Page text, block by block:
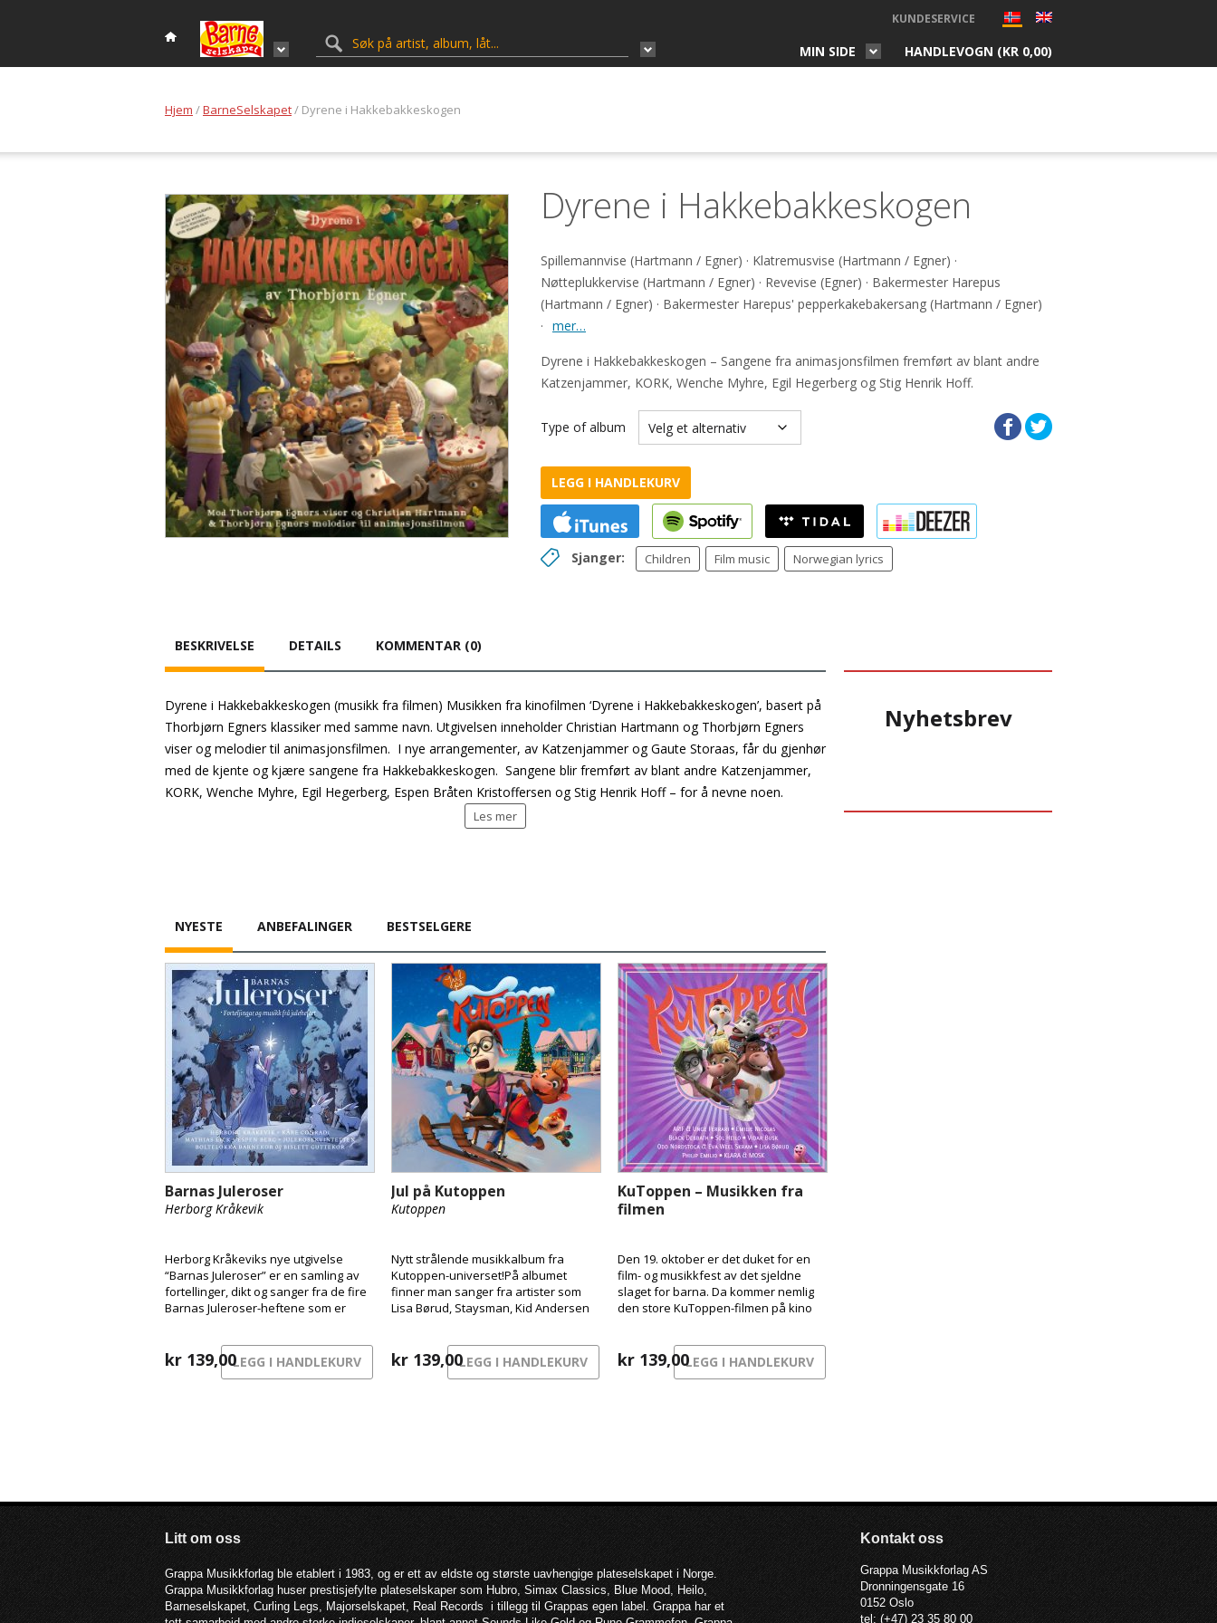
KUNDESERVICE
MIN SIDE HANDLEVOGN (KR 0,00)
Hjem /BarneSelskapet/ Dyrene i Hakkebakkeskogen
Dyrene i Hakkebakkeskogen
Spillemannvise (Hartmann / Egner) · Klatremusvise (Hartmann / Egner) ·
Nøtteplukkervise (Hartmann / Egner) · Revevise (Egner) · Bakermester Harepus
(Hartmann / Egner) · Bakermester Harepus' pepperkakebakersang (Hartmann / Egner)
· mer…
Dyrene i Hakkebakkeskogen – Sangene fra animasjonsfilmen fremført av blant andre
Katzenjammer, KORK, Wenche Myhre, Egil Hegerberg og Stig Henrik Hoff.
Type of album
LEGG I HANDLEKURV
Sjanger: Children Film music Norwegian lyrics
BESKRIVELSE DETAILS KOMMENTAR (0)
Dyrene i Hakkebakkeskogen (musikk fra filmen) Musikken fra kinofilmen ‘Dyrene i Hakkebakkeskogen’, basert på
Thorbjørn Egners klassiker med samme navn. Utgivelsen inneholder Christian Hartmann og Thorbjørn Egners
viser og melodier til animasjonsfilmen. I nye arrangementer, av Katzenjammer og Gaute Storaas, får du gjenhør
med de kjente og kjære sangene fra Hakkebakkeskogen. Sangene blir fremført av blant andre Katzenjammer,
KORK, Wenche Myhre, Egil Hegerberg, Espen Bråten Kristoffersen og Stig Henrik Hoff – for å nevne noen.
Les mer
NYESTE ANBEFALINGER BESTSELGERE
Barnas Juleroser
Herborg Kråkevik
Herborg Kråkeviks nye utgivelse
“Barnas Juleroser” er en samling av
fortellinger, dikt og sanger fra de fire
Barnas Juleroser-heftene som er
varm blanding av lydbok og musikk.
kr 139,00LEGG I HANDLEKURV
Jul på Kutoppen
Kutoppen
Nytt strålende musikkalbum fra
Kutoppen-universet!På albumet
finner man sanger fra artister som
Lisa Børud, Staysman, Kid Andersen
kr 139,00LEGG I HANDLEKURV
KuToppen – Musikken fra
filmen
Den 19. oktober er det duket for en
film- og musikkfest av det sjeldne
slaget for barna. Da kommer nemlig
den store KuToppen-filmen på kino
bråte kjente artister!
kr 139,00LEGG I HANDLEKURV
Nyhetsbrev
Litt om oss
Grappa Musikkforlag ble etablert i 1983, og er ett av eldste og største uavhengige plateselskapet i Norge.
Grappa Musikkforlag huser prestisjefylte plateselskaper som Hubro, Simax Classics, Blue Mood, Heilo,
Barneselskapet, Curling Legs, Majorselskapet, Real Records i tillegg til Grappas egen label. Grappa har et
Kontakt oss
Grappa Musikkforlag AS
Dronningensgate 16
0152 Oslo
tel: (+47) 23 35 80 00